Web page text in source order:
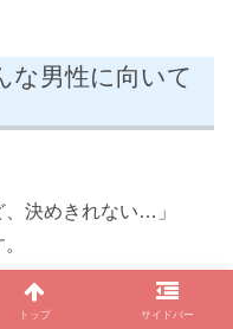
な男性に向いて
、決めきれない…」
トップ サイドバー